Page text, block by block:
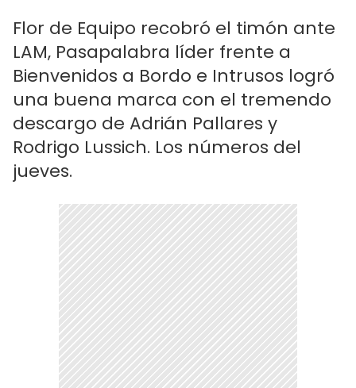
Flor de Equipo recobró el timón ante
LAM, Pasapalabra líder frente a
Bienvenidos a Bordo e Intrusos logró
una buena marca con el tremendo
descargo de Adrián Pallares y
Rodrigo Lussich. Los números del
jueves.